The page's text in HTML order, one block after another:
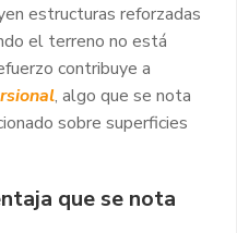
estructuras reforzadas
el terreno no está
contribuye a
, algo que se nota
sobre superficies
que se nota